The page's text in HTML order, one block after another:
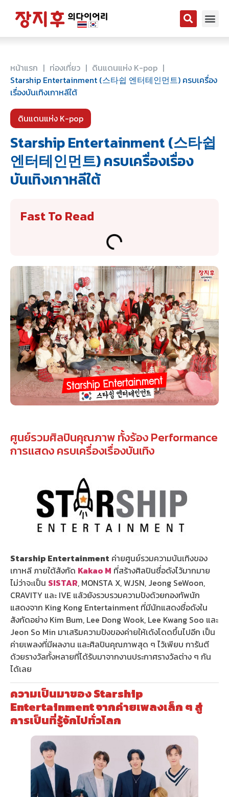
หน้าแรก | ท่องเที่ยว | ดินแดนแห่ง K-pop |
Starship Entertainment‎ (스타쉽 엔터테인먼트) ครบเครื่อง
เรื่องบันเทิงเกาหลีใต้
ดินแดนแห่ง K-pop
Starship Entertainment‎ (스타쉽
엔터테인먼트) ครบเครื่องเรื่อง
บันเทิงเกาหลีใต้
Fast To Read
ศูนย์รวมศิลปินคุณภาพ ทั้งร้อง Performance
การแสดง ครบเครื่องเรื่องบันเทิง
Starship Entertainment ค่ายศูนย์รวมความบันเทิงของ
เกาหลี ภายใต้สังกัด Kakao M ที่สร้างศิลปินชื่อดังไว้มากมาย
ไม่ว่าจะเป็น SISTAR, MONSTA X, WJSN, Jeong SeWoon,
CRAVITY และ IVE แล้วยังรวบรวมความปังด้วยกองทัพนัก
แสดงจาก King Kong Entertainment ที่มีนักแสดงชื่อดังใน
สังกัดอย่าง Kim Bum, Lee Dong Wook, Lee Kwang Soo และ
Jeon So Min มาเสริมความปังของค่ายให้เด้งโดดขึ้นไปอีก เป็น
ค่ายเพลงที่มีผลงาน และศิลปินคุณภาพสุด ๆ ไว้เพียบ การันตี
ด้วยรางวัลทั้งหลายที่ได้รับมาจากงานประกาศรางวัลต่าง ๆ กัน
ได้เลย
ความเป็นมาของ Starship
Entertainment จากค่ายเพลงเล็ก ๆ สู่
การเป็นที่รู้จักไปทั่วโลก